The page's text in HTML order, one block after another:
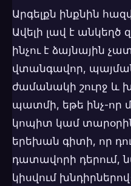
Արգելքն ինքնին
Ավելի լավ է անկեղծ
ինչու է ձայնային
վտանգավոր,
ժամանակի շուրջ և
պատմի, եթե ինչ-որ
կոպիտ կամ
երեխան գիտի, որ
դատավորի դերում,
կիսվում